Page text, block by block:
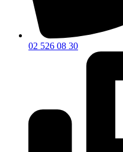
02 526 08 30